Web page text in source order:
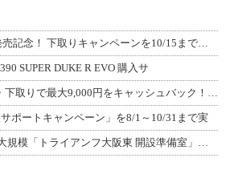
新型「RESO」インカム発売記念！ 下取りキャンペーンを10/15まで延長して開
SUPER DUKE R EVO 購入サ
B+COM 最新モデル購入・下取りで最大9,000円をキャッシュバック！「B+F
サポートキャンペーン」を8/1～10/31まで実
【トライアンフ】関西最大規模「トライアンフ大阪東 開設準備室」がオープン！ 限定